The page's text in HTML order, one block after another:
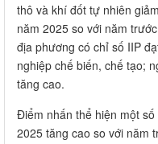
thô và khí đốt tự nhiên
năm 2025 so với năm
địa phương có chỉ số IIP
nghiệp chế biến, chế tạo;
tăng cao.
Điểm nhấn thể hiện một
2025 tăng cao so với năm